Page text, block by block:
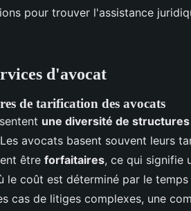
pour trouver l'assistance
d'avocat
de tarification des avocats
une diversité de
avocats basent souvent leurs
être forfaitaires, ce qui signifie
le coût est déterminé par le
cas de litiges complexes, une